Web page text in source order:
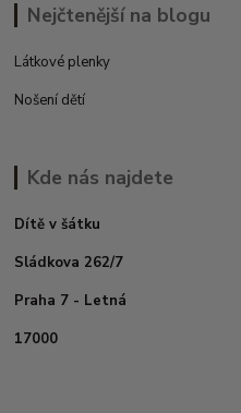
Nejčtenější na blogu
Látkové plenky
Nošení dětí
Kde nás najdete
Dítě v šátku
Sládkova 262/7
Praha 7 - Letná
17000